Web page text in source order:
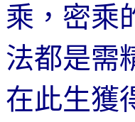
乘，密乘
法都是需
在此生獲